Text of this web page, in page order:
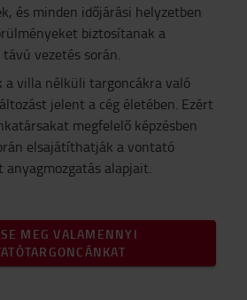
és minden időjárási helyzetben
biztosítanak a
vezetés során.
a villa nélküli targoncákra való
jelent a cég életében. Ezért
megfelelő képzésben
elsajátíthatják a vontató
alapjait.
MEG VALAMENNYI